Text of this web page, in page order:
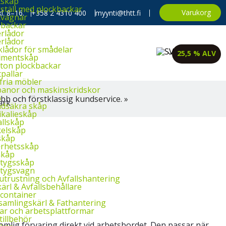
8–16. +358 2 4310 400 myynti@thtt.fi Varukorg
med plockbackar
för smådelar
plockbackar
möbler
och maskinskridskor
skåp
och Avfallshantering
& Avfallsbehållare
& Fathantering
och arbetsplattformar
25,5 % ALV
och förstklassig kundservice. »